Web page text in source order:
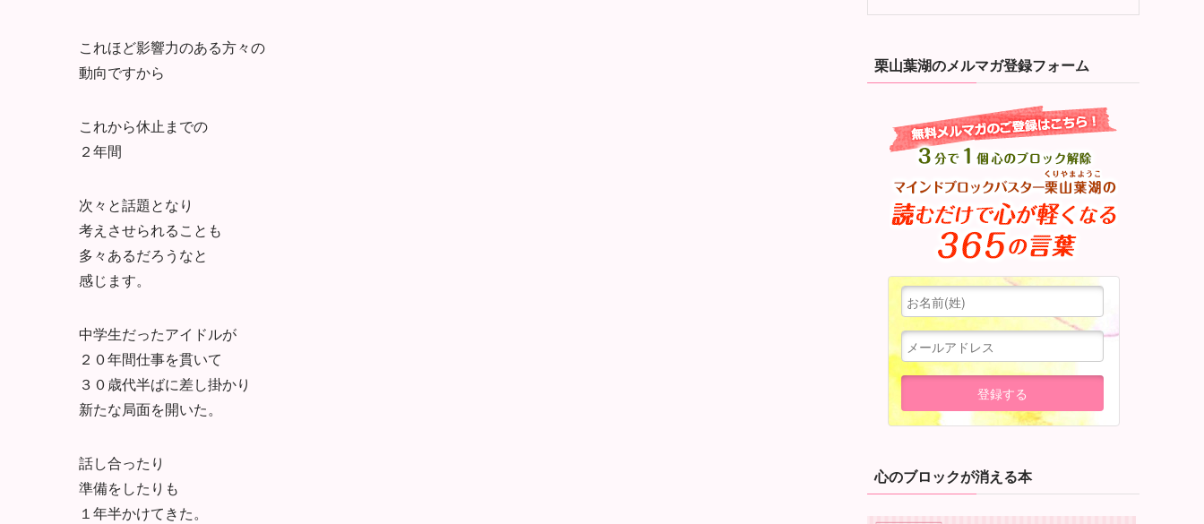
これほど影響力のある方々の
動向ですから
これから休止までの
２年間
次々と話題となり
考えさせられることも
多々あるだろうなと
感じます。
中学生だったアイドルが
２０年間仕事を貫いて
３０歳代半ばに差し掛かり
新たな局面を開いた。
話し合ったり
準備をしたりも
１年半かけてきた。
栗山葉湖のメルマガ登録フォーム
心のブロックが消える本